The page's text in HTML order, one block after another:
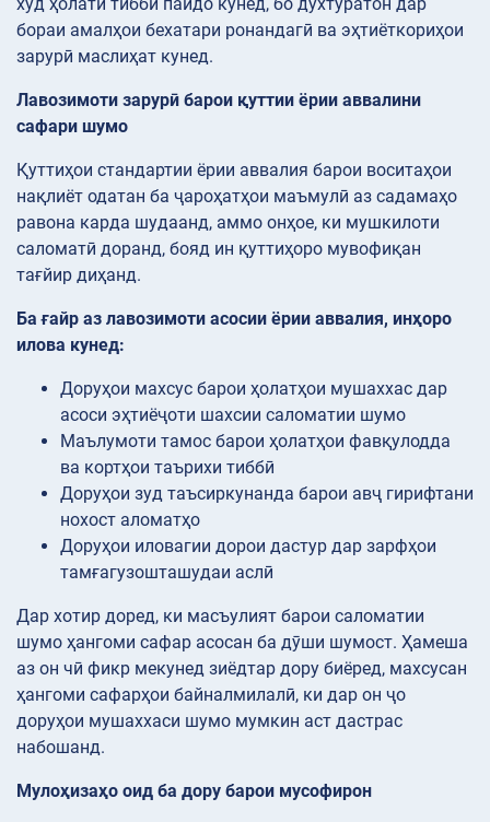
бораи амалҳои бехатари ронандагӣ ва эҳтиёткориҳои
зарурӣ маслиҳат кунед.
Лавозимоти зарурӣ барои қуттии ёрии аввалини
сафари шумо
Қуттиҳои стандартии ёрии аввалия барои воситаҳои
нақлиёт одатан ба ҷароҳатҳои маъмулӣ аз садамаҳо
равона карда шудаанд, аммо онҳое, ки мушкилоти
саломатӣ доранд, бояд ин қуттиҳоро мувофиқан
тағйир диҳанд.
Ба ғайр аз лавозимоти асосии ёрии аввалия, инҳоро
илова кунед:
Доруҳои махсус барои ҳолатҳои мушаххас дар
асоси эҳтиёҷоти шахсии саломатии шумо
Маълумоти тамос барои ҳолатҳои фавқулодда
ва кортҳои таърихи тиббӣ
Доруҳои зуд таъсиркунанда барои авҷ гирифтани
нохост аломатҳо
Доруҳои иловагии дорои дастур дар зарфҳои
тамғагузошташудаи аслӣ
Дар хотир доред, ки масъулият барои саломатии
шумо ҳангоми сафар асосан ба дӯши шумост. Ҳамеша
аз он чӣ фикр мекунед зиёдтар дору биёред, махсусан
ҳангоми сафарҳои байналмилалӣ, ки дар он ҷо
доруҳои мушаххаси шумо мумкин аст дастрас
набошанд.
Мулоҳизаҳо оид ба дору барои мусофирон